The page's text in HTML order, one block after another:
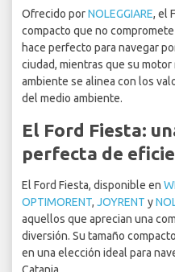
Ofrecido porNOLEGGIARE, el
compacto que no
hace perfecto para navegar
ciudad, mientras que su
ambiente se alinea con los
del medio ambiente.
El Ford Fiesta:
perfecta de
El Ford Fiesta, disponible en
OPTIMORENT, JOYRENT y
aquellos que aprecian una
diversión. Su tamaño
en una elección ideal para